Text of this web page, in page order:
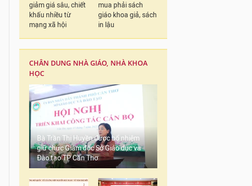
giảm giá sâu, chiết
khấu nhiều từ
mạng xã hội
mua phải sách
giáo khoa giả, sách
in lậu
CHÂN DUNG NHÀ GIÁO, NHÀ KHOA
HỌC
Bà Trần Thị Huyền được bổ nhiệm
giữ chức Giám đốc Sở Giáo dục và
Đào tạo TP Cần Thơ